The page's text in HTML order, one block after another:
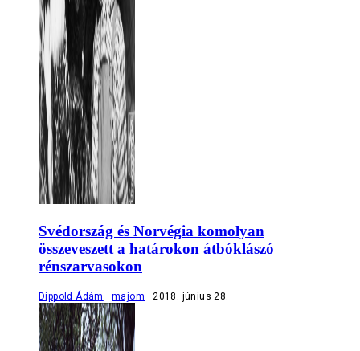
Svédország és Norvégia komolyan
összeveszett a határokon átbóklászó
rénszarvasokon
Dippold Ádám majom 2018. június 28.